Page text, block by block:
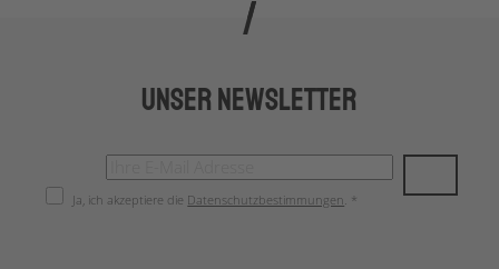
Unser Newsletter
Ja, ich akzeptiere die Datenschutzbestimmungen . *